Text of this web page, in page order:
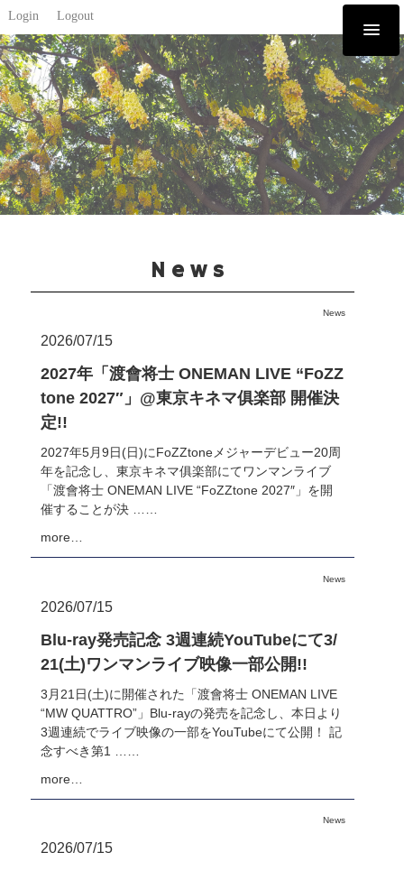
Login Logout
News
News
2026/07/15
2027年「渡會将士 ONEMAN LIVE “FoZZ
tone 2027″」@東京キネマ俱楽部 開催決
定!!
2027年5月9日(日)にFoZZtoneメジャーデビュー20周
年を記念し、東京キネマ俱楽部にてワンマンライブ
「渡會将士 ONEMAN LIVE “FoZZtone 2027″」を開
催することが決 ……
more…
News
2026/07/15
Blu-ray発売記念 3週連続YouTubeにて3/
21(土)ワンマンライブ映像一部公開!!
3月21日(土)に開催された「渡會将士 ONEMAN LIVE
“MW QUATTRO”」Blu-rayの発売を記念し、本日より
3週連続でライブ映像の一部をYouTubeにて公開！ 記
念すべき第1 ……
more…
News
2026/07/15